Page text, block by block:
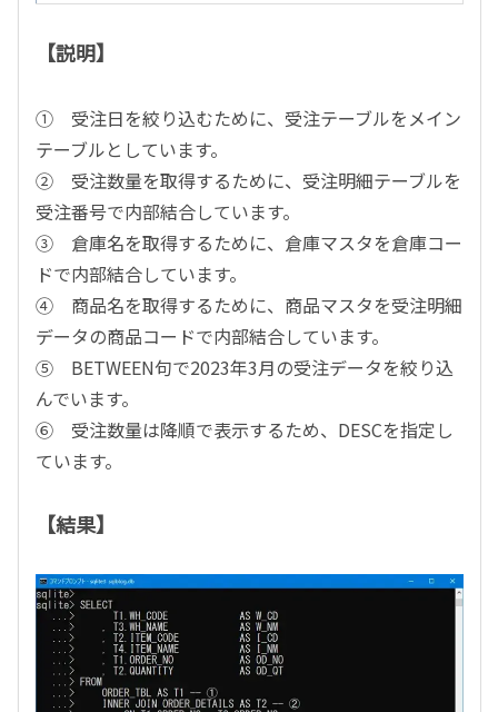
【説明】
① 受注日を絞り込むために、受注テーブルをメイン
テーブルとしています。
② 受注数量を取得するために、受注明細テーブルを
受注番号で内部結合しています。
③ 倉庫名を取得するために、倉庫マスタを倉庫コー
ドで内部結合しています。
④ 商品名を取得するために、商品マスタを受注明細
データの商品コードで内部結合しています。
⑤ BETWEEN句で2023年3月の受注データを絞り込
んでいます。
⑥ 受注数量は降順で表示するため、DESCを指定し
ています。
【結果】